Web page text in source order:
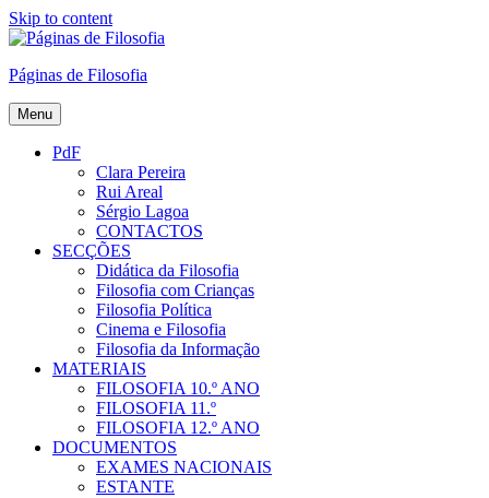
Skip to content
Páginas de Filosofia
Menu
PdF
Clara Pereira
Rui Areal
Sérgio Lagoa
CONTACTOS
SECÇÕES
Didática da Filosofia
Filosofia com Crianças
Filosofia Política
Cinema e Filosofia
Filosofia da Informação
MATERIAIS
FILOSOFIA 10.º ANO
FILOSOFIA 11.º
FILOSOFIA 12.º ANO
DOCUMENTOS
EXAMES NACIONAIS
ESTANTE